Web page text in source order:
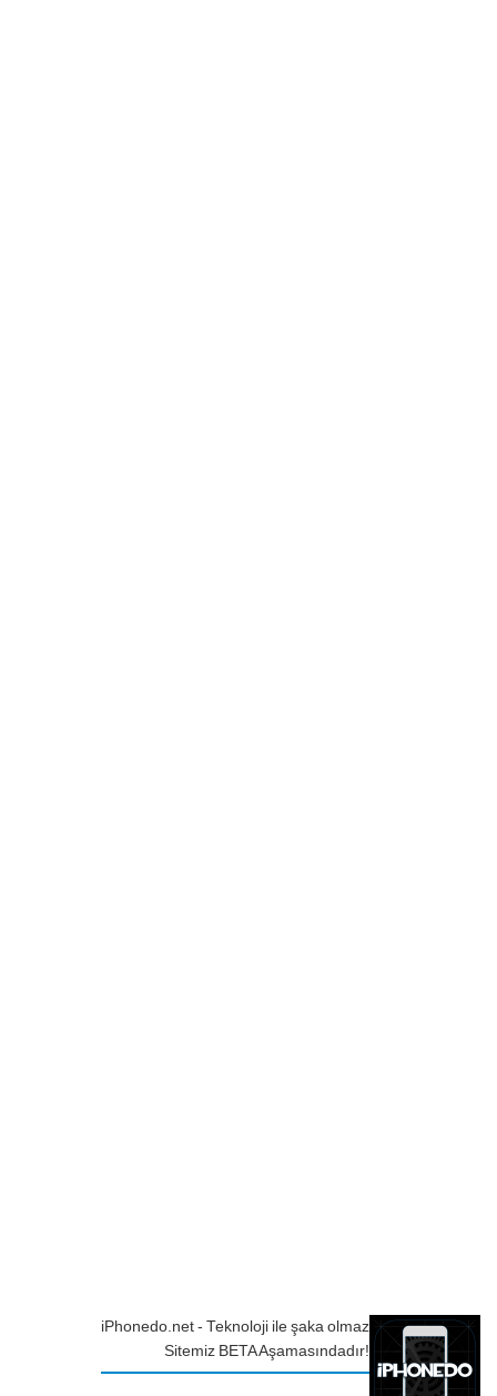
iPhonedo.net - Teknoloji ile şaka olmaz
Sitemiz BETA Aşamasındadır!